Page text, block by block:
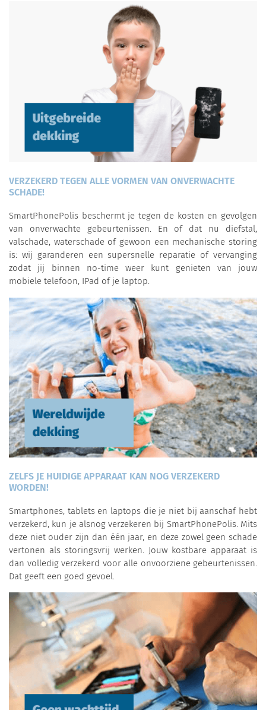
VERZEKERD TEGEN ALLE VORMEN VAN ONVERWACHTE
SCHADE!
SmartPhonePolis beschermt je tegen de kosten en gevolgen
van onverwachte gebeurtenissen. En of dat nu diefstal,
valschade, waterschade of gewoon een mechanische storing
is: wij garanderen een supersnelle reparatie of vervanging
zodat jij binnen no-time weer kunt genieten van jouw
mobiele telefoon, IPad of je laptop.
ZELFS JE HUIDIGE APPARAAT KAN NOG VERZEKERD
WORDEN!
Smartphones, tablets en laptops die je niet bij aanschaf hebt
verzekerd, kun je alsnog verzekeren bij SmartPhonePolis. Mits
deze niet ouder zijn dan één jaar, en deze zowel geen schade
vertonen als storingsvrij werken. Jouw kostbare apparaat is
dan volledig verzekerd voor alle onvoorziene gebeurtenissen.
Dat geeft een goed gevoel.